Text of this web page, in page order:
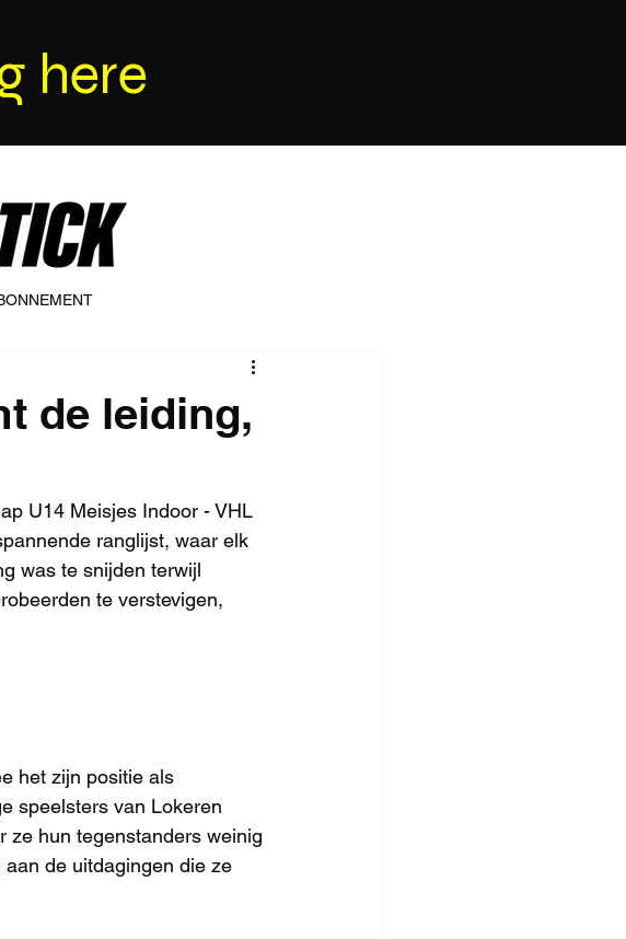
here
de leiding,
U14 Meisjes Indoor - VHL
ranglijst, waar elk
was te snijden terwijl
te verstevigen,
het zijn positie als
speelsters van Lokeren
ze hun tegenstanders weinig
de uitdagingen die ze